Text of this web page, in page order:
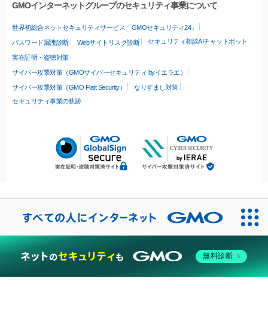
GMOインターネットグループのセキュリティ事業について
世界初総合ネットセキュリティサービス「GMOセキュリティ24」
パスワード漏洩診断 Webサイトリスク診断 セキュリティ相談AIチャットボット
実在証明・盗聴対策
サイバー攻撃対策（GMOサイバーセキュリティ byイエラエ）
サイバー攻撃対策（GMO Flatt Security）
なりすまし対策
セキュリティ事業の軌跡
無料診断